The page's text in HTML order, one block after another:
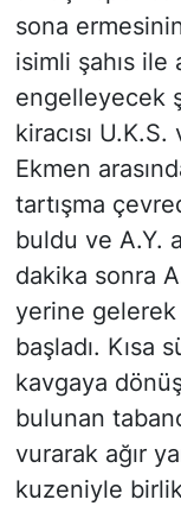
sona
isimli şahıs ile
engelleyecek
kiracısı
Ekmen
tartışma
buldu ve A.Y.
dakika sonra
yerine gelerek
başladı. Kısa
kavgaya
bulunan
vurarak ağır
kuzeniyle